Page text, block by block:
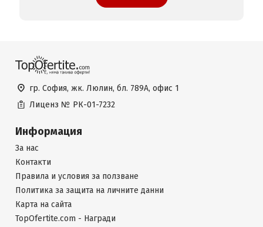
гр. София, жк. Люлин, бл. 789А, офис 1
Лиценз № РК-01-7232
Информация
За нас
Контакти
Правила и условия за ползване
Политика за защита на личните данни
Карта на сайта
TopOfertite.com - Награди